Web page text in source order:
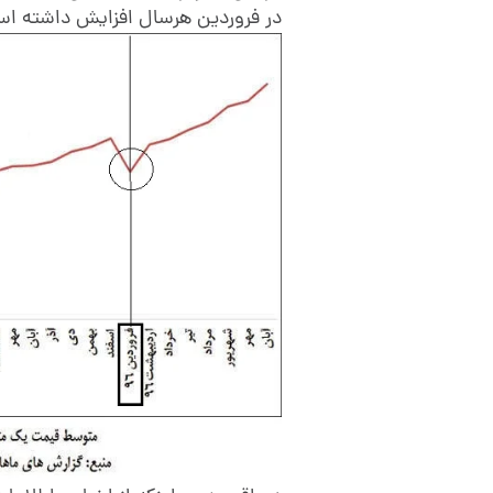
در فروردین هرسال افزایش داشته